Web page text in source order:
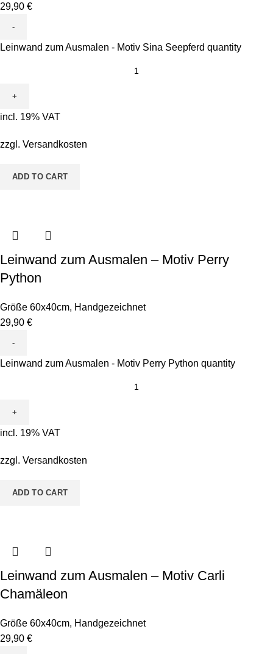
29,90 €
Leinwand zum Ausmalen - Motiv Sina Seepferd quantity
incl. 19% VAT
zzgl. Versandkosten
ADD TO CART
Leinwand zum Ausmalen – Motiv Perry
Python
Größe 60x40cm, Handgezeichnet
29,90 €
Leinwand zum Ausmalen - Motiv Perry Python quantity
incl. 19% VAT
zzgl. Versandkosten
ADD TO CART
Leinwand zum Ausmalen – Motiv Carli
Chamäleon
Größe 60x40cm, Handgezeichnet
29,90 €